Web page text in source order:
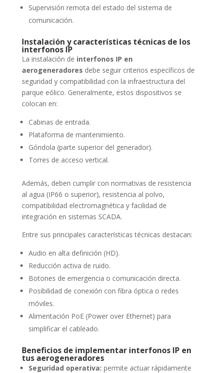
Supervisión remota del estado del sistema de
comunicación.
Instalación y características técnicas de los
interfonos IP
La instalación de interfonos IP en
aerogeneradores debe seguir criterios específicos de
seguridad y compatibilidad con la infraestructura del
parque eólico. Generalmente, estos dispositivos se
colocan en:
Cabinas de entrada.
Plataforma de mantenimiento.
Góndola (parte superior del generador).
Torres de acceso vertical.
Además, deben cumplir con normativas de resistencia
al agua (IP66 o superior), resistencia al polvo,
compatibilidad electromagnética y facilidad de
integración en sistemas SCADA.
Entre sus principales características técnicas destacan:
Audio en alta definición (HD).
Reducción activa de ruido.
Botones de emergencia o comunicación directa.
Posibilidad de conexión con fibra óptica o redes
móviles.
Alimentación PoE (Power over Ethernet) para
simplificar el cableado.
Beneficios de implementar interfonos IP en
tus aerogeneradores
Seguridad operativa: permite actuar rápidamente